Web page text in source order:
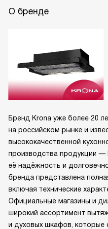
О бренде
Бренд Krona уже более 20
на российском рынке и
высококачественной
производства продукции —
её надёжность и
бренда представлена
включая технические
Официальные магазины и
широкий ассортимент
и духовых шкафов, которые